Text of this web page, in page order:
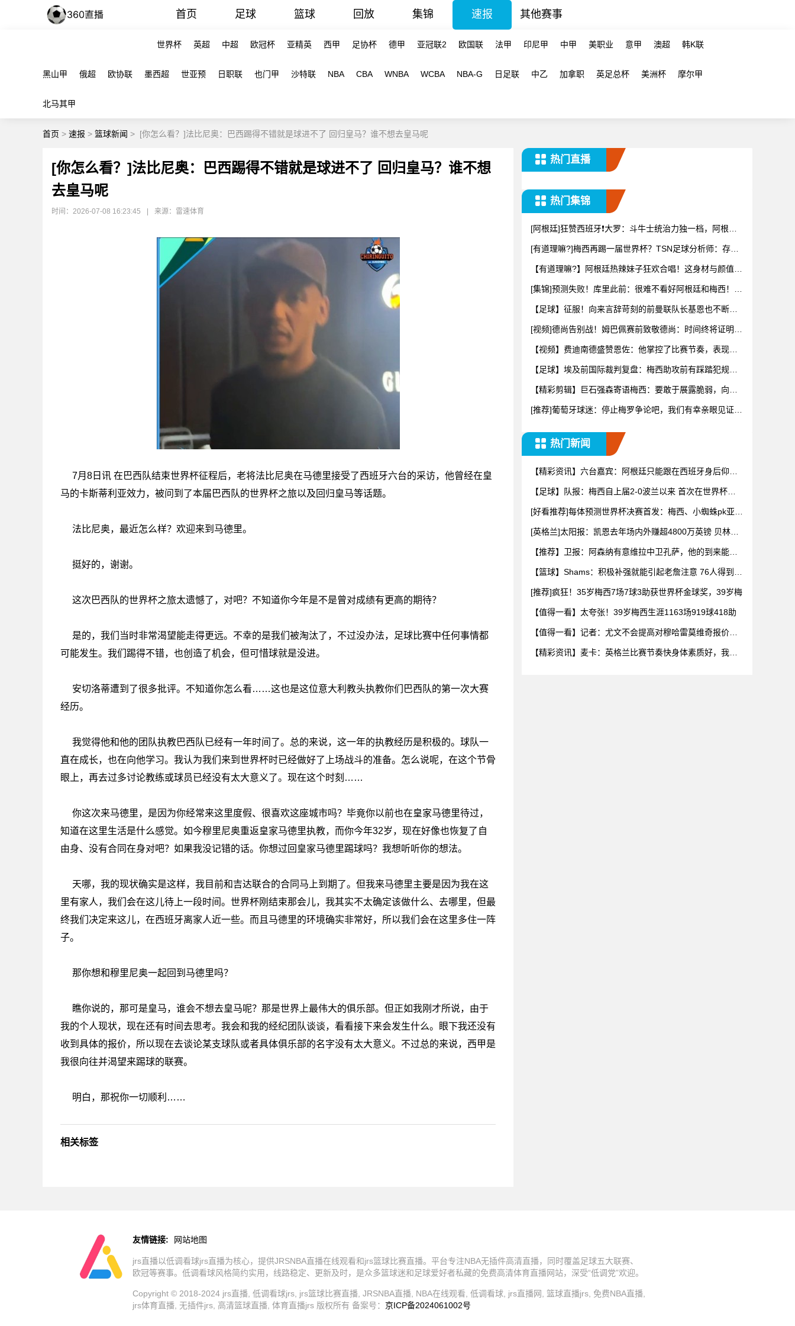
首页 足球 篮球 回放 集锦 速报 其他赛事
世界杯 英超 中超 欧冠杯 亚精英 西甲 足协杯 德甲 亚冠联2 欧国联 法甲 印尼甲 中甲 美职业 意甲 澳超 韩K联
黑山甲 俄超 欧协联 墨西超 世亚预 日职联 也门甲 沙特联 NBA CBA WNBA WCBA NBA-G 日足联 中乙 加拿职 英足总杯 美洲杯 摩尔甲
北马其甲
首页 > 速报 > 篮球新闻 > [你怎么看？]法比尼奥：巴西踢得不错就是球进不了 回归皇马？谁不想去皇马呢
[你怎么看？]法比尼奥：巴西踢得不错就是球进不了 回归皇马？谁不想
去皇马呢
时间：2026-07-08 16:23:45 来源：雷速体育
7月8日讯 在巴西队结束世界杯征程后，老将法比尼奥在马德里接受了西班牙六台的采访，他曾经在皇
马的卡斯蒂利亚效力，被问到了本届巴西队的世界杯之旅以及回归皇马等话题。
法比尼奥，最近怎么样？欢迎来到马德里。
挺好的，谢谢。
这次巴西队的世界杯之旅太遗憾了，对吧？不知道你今年是不是曾对成绩有更高的期待？
是的，我们当时非常渴望能走得更远。不幸的是我们被淘汰了，不过没办法，足球比赛中任何事情都
可能发生。我们踢得不错，也创造了机会，但可惜球就是没进。
安切洛蒂遭到了很多批评。不知道你怎么看……这也是这位意大利教头执教你们巴西队的第一次大赛
经历。
我觉得他和他的团队执教巴西队已经有一年时间了。总的来说，这一年的执教经历是积极的。球队一
直在成长，也在向他学习。我认为我们来到世界杯时已经做好了上场战斗的准备。怎么说呢，在这个节骨
眼上，再去过多讨论教练或球员已经没有太大意义了。现在这个时刻……
你这次来马德里，是因为你经常来这里度假、很喜欢这座城市吗？毕竟你以前也在皇家马德里待过，
知道在这里生活是什么感觉。如今穆里尼奥重返皇家马德里执教，而你今年32岁，现在好像也恢复了自
由身、没有合同在身对吧？如果我没记错的话。你想过回皇家马德里踢球吗？我想听听你的想法。
天哪，我的现状确实是这样，我目前和吉达联合的合同马上到期了。但我来马德里主要是因为我在这
里有家人，我们会在这儿待上一段时间。世界杯刚结束那会儿，我其实不太确定该做什么、去哪里，但最
终我们决定来这儿，在西班牙离家人近一些。而且马德里的环境确实非常好，所以我们会在这里多住一阵
子。
那你想和穆里尼奥一起回到马德里吗？
瞧你说的，那可是皇马，谁会不想去皇马呢？那是世界上最伟大的俱乐部。但正如我刚才所说，由于
我的个人现状，现在还有时间去思考。我会和我的经纪团队谈谈，看看接下来会发生什么。眼下我还没有
收到具体的报价，所以现在去谈论某支球队或者具体俱乐部的名字没有太大意义。不过总的来说，西甲是
我很向往并渴望来踢球的联赛。
明白，那祝你一切顺利……
相关标签
热门直播
热门集锦
[阿根廷]狂赞西班牙❗大罗：斗牛士统治力独一档，阿根廷
[有道理嘛?]梅西再踢一届世界杯？TSN足球分析师：存在
【有道理嘛?】阿根廷热辣妹子狂欢合唱！这身材与颜值，
[集锦]预测失败！库里此前：很难不看好阿根廷和梅西！他
【足球】征服！向来言辞苛刻的前曼联队长基恩也不断用
[视频]德尚告别战！姆巴佩赛前致敬德尚：时间终将证明你
【视频】费迪南德盛赞恩佐：他掌控了比赛节奏，表现太
【足球】埃及前国际裁判复盘：梅西助攻前有踩踏犯规，
【精彩剪辑】巨石强森寄语梅西：要敢于展露脆弱，向妻
[推荐]葡萄牙球迷：停止梅罗争论吧，我们有幸亲眼见证两
热门新闻
【精彩资讯】六台嘉宾：阿根廷只能跟在西班牙身后仰
【足球】队报：梅西自上届2-0波兰以来 首次在世界杯比
[好看推荐]每体预测世界杯决赛首发：梅西、小蜘蛛pk亚马
[英格兰]太阳报：凯恩去年场内外赚超4800万英镑 贝林厄
【推荐】卫报：阿森纳有意维拉中卫孔萨，他的到来能给
【篮球】Shams：积极补强就能引起老詹注意 76人得到布
[推荐]疯狂！35岁梅西7场7球3助获世界杯金球奖，39岁梅
【值得一看】太夸张！39岁梅西生涯1163场919球418助
【值得一看】记者：尤文不会提高对穆哈雷莫维奇报价，
【精彩资讯】麦卡：英格兰比赛节奏快身体素质好，我们
友情链接: 网站地图
jrs直播以低调看球jrs直播为核心，提供JRSNBA直播在线观看和jrs篮球比赛直播。平台专注NBA无插件高清直播，同时覆盖足球五大联赛、
欧冠等赛事。低调看球风格简约实用，线路稳定、更新及时，是众多篮球迷和足球爱好者私藏的免费高清体育直播网站，深受“低调党”欢迎。
Copyright © 2018-2024 jrs直播, 低调看球jrs, jrs篮球比赛直播, JRSNBA直播, NBA在线观看, 低调看球, jrs直播网, 篮球直播jrs, 免费NBA直播,
jrs体育直播, 无插件jrs, 高清篮球直播, 体育直播jrs 版权所有 备案号： 京ICP备2024061002号